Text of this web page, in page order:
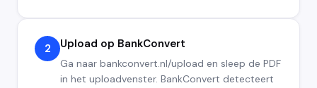
2 Upload op BankConvert
Ga naar bankconvert.nl/upload en sleep de PDF
in het uploadvenster. BankConvert detecteert